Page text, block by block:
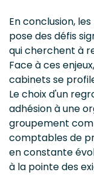
En conclusion,
pose des défis
qui cherchent à
Face à ces
cabinets se
Le choix d'un
adhésion à une
groupement
comptables de
en constante
à la pointe des